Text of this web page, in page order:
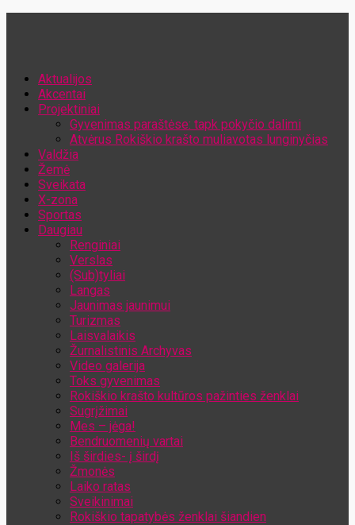
Aktualijos
Akcentai
Projektiniai
Gyvenimas paraštėse: tapk pokyčio dalimi
Atvėrus Rokiškio krašto muliavotas lunginyčias
Valdžia
Žemė
Sveikata
X-zona
Sportas
Daugiau
Renginiai
Verslas
(Sub)tyliai
Langas
Jaunimas jaunimui
Turizmas
Laisvalaikis
Žurnalistinis Archyvas
Video galerija
Toks gyvenimas
Rokiškio krašto kultūros pažinties ženklai
Sugrįžimai
Mes – jėga!
Bendruomenių vartai
Iš širdies- į širdį
Žmonės
Laiko ratas
Sveikinimai
Rokiškio tapatybės ženklai šiandien